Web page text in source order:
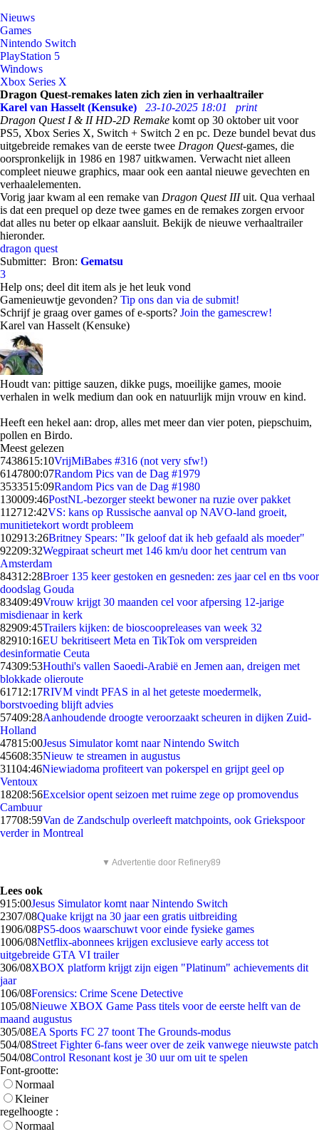
Nieuws
Games
Nintendo Switch
PlayStation 5
Windows
Xbox Series X
Dragon Quest-remakes laten zich zien in verhaaltrailer
Karel van Hasselt (Kensuke)
23-10-2025 18:01
print
Dragon Quest I & II HD-2D Remake komt op 30 oktober uit voor
PS5, Xbox Series X, Switch + Switch 2 en pc. Deze bundel bevat dus
uitgebreide remakes van de eerste twee Dragon Quest-games, die
oorspronkelijk in 1986 en 1987 uitkwamen. Verwacht niet alleen
compleet nieuwe graphics, maar ook een aantal nieuwe gevechten en
verhaalelementen.
Vorig jaar kwam al een remake van Dragon Quest IIIuit. Qua verhaal
is dat een prequel op deze twee games en de remakes zorgen ervoor
dat alles nu beter op elkaar aansluit. Bekijk de nieuwe verhaaltrailer
hieronder.
dragon quest
Submitter: Bron: Gematsu
3
Help ons; deel dit item als je het leuk vond
Gamenieuwtje gevonden? Tip ons dan via de submit!
Schrijf je graag over games of e-sports? Join the gamescrew!
Karel van Hasselt (Kensuke)
Houdt van: pittige sauzen, dikke pugs, moeilijke games, mooie
verhalen in welk medium dan ook en natuurlijk mijn vrouw en kind.
Heeft een hekel aan: drop, alles met meer dan vier poten, piepschuim,
pollen en Birdo.
Meest gelezen
7438615:10VrijMiBabes #316 (not very sfw!)
6147800:07Random Pics van de Dag #1979
3533515:09Random Pics van de Dag #1980
130009:46PostNL-bezorger steekt bewoner na ruzie over pakket
112712:42VS: kans op Russische aanval op NAVO-land groeit,
munitietekort wordt probleem
102913:26Britney Spears: "Ik geloof dat ik heb gefaald als moeder"
92209:32Wegpiraat scheurt met 146 km/u door het centrum van
Amsterdam
84312:28Broer 135 keer gestoken en gesneden: zes jaar cel en tbs voor
doodslag Gouda
83409:49Vrouw krijgt 30 maanden cel voor afpersing 12-jarige
misdienaar in kerk
82909:45Trailers kijken: de bioscoopreleases van week 32
82910:16EU bekritiseert Meta en TikTok om verspreiden
desinformatie Ceuta
74309:53Houthi's vallen Saoedi-Arabië en Jemen aan, dreigen met
blokkade olieroute
61712:17RIVM vindt PFAS in al het geteste moedermelk,
borstvoeding blijft advies
57409:28Aanhoudende droogte veroorzaakt scheuren in dijken Zuid-
Holland
47815:00Jesus Simulator komt naar Nintendo Switch
45608:35Nieuw te streamen in augustus
31104:46Niewiadoma profiteert van pokerspel en grijpt geel op
Ventoux
18208:56Excelsior opent seizoen met ruime zege op promovendus
Cambuur
17708:59Van de Zandschulp overleeft matchpoints, ook Griekspoor
verder in Montreal
▼ Advertentie door Refinery89
Lees ook
915:00Jesus Simulator komt naar Nintendo Switch
2307/08Quake krijgt na 30 jaar een gratis uitbreiding
1906/08PS5-doos waarschuwt voor einde fysieke games
1006/08Netflix-abonnees krijgen exclusieve early access tot
uitgebreide GTA VI trailer
306/08XBOX platform krijgt zijn eigen "Platinum" achievements dit
jaar
106/08Forensics: Crime Scene Detective
105/08Nieuwe XBOX Game Pass titels voor de eerste helft van de
maand augustus
305/08EA Sports FC 27 toont The Grounds-modus
504/08Street Fighter 6-fans weer over de zeik vanwege nieuwste patch
504/08Control Resonant kost je 30 uur om uit te spelen
Font-grootte:
Normaal
Kleiner
regelhoogte :
Normaal